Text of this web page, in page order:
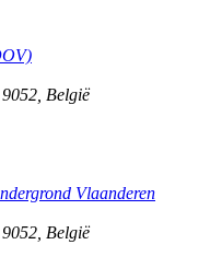
9052 België
Vlaanderen
9052 België